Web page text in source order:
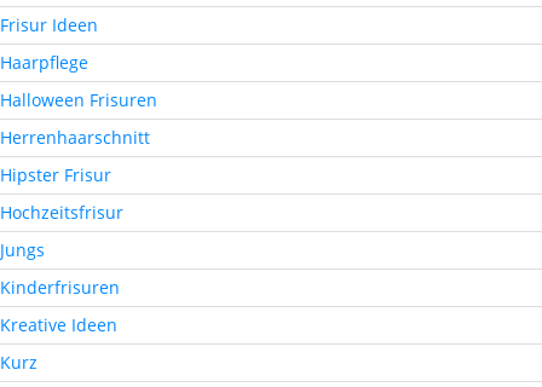
Frisur Ideen
Haarpflege
Halloween Frisuren
Herrenhaarschnitt
Hipster Frisur
Hochzeitsfrisur
Jungs
Kinderfrisuren
Kreative Ideen
Kurz